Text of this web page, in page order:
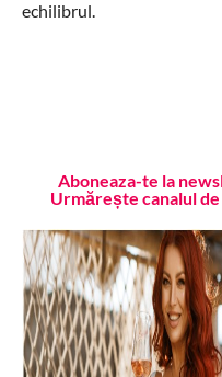
echilibrul.
Aboneaza-te la
Urmărește canalul